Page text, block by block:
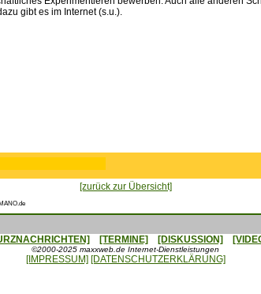
gibt es im Internet (s.u.).
[zurück zur Übersicht]
[TERMINE] [DISKUSSION]
©2000-2025 maxxweb.de Internet-Dienstleistungen
[IMPRESSUM] [DATENSCHUTZERKLÄRUNG]